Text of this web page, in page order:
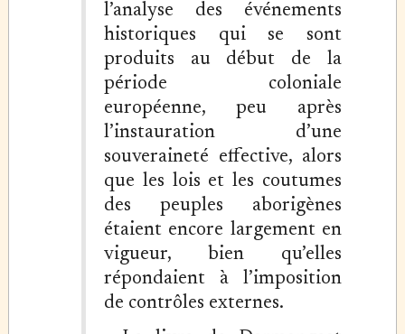
l’analyse des événements
historiques qui se sont
produits au début de la
période coloniale
européenne, peu après
l’instauration d’une
souveraineté effective, alors
que les lois et les coutumes
des peuples aborigènes
étaient encore largement en
vigueur, bien qu’elles
répondaient à l’imposition
de contrôles externes.